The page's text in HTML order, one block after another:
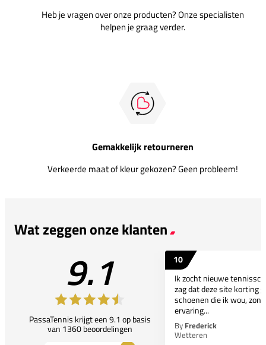
Heb je vragen over onze producten? Onze specialisten
helpen je graag verder.
Gemakkelijk retourneren
Verkeerde maat of kleur gekozen? Geen probleem!
Wat zeggen onze klanten
9.1
PassaTennis krijgt een 9.1 op basis
van 1360 beoordelingen
10
Ik zocht nieuwe
zag dat deze site korting
schoenen die ik wou,
ervaring...
By Frederick
Wetteren